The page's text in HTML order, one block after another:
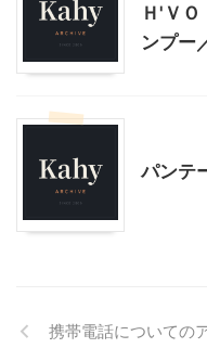
Ｈ'Ｖ
ンプー
パンテ
携帯電話についての